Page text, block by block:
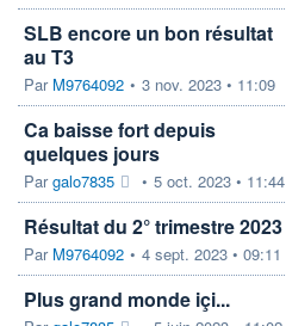
SLB encore un bon résultat
au T3
Par M9764092 • 3 nov. 2023 • 11:09
Ca baisse fort depuis
quelques jours
Pargalo7835 • 5 oct. 2023 • 11:44
Résultat du 2° trimestre 2023
Par M9764092 • 4 sept. 2023 • 09:11
Plus grand monde içi...